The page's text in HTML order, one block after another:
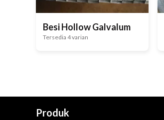
Besi Hollow Galvalum
Tersedia 4 varian
Produk